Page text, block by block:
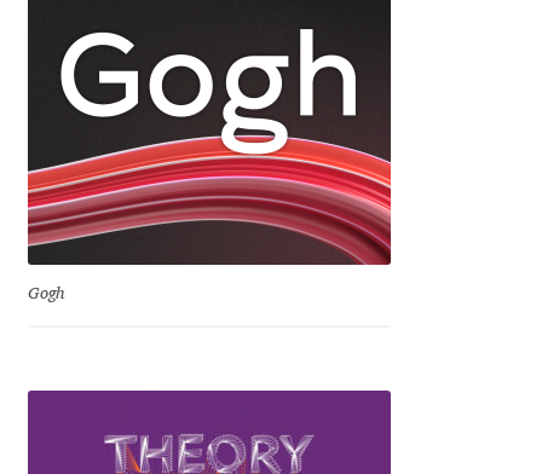
Igor Kuznetsov
Igor Petrovic
Igor Stepanchenko
Ilia Gruev
Ira Shagaeva
Gogh